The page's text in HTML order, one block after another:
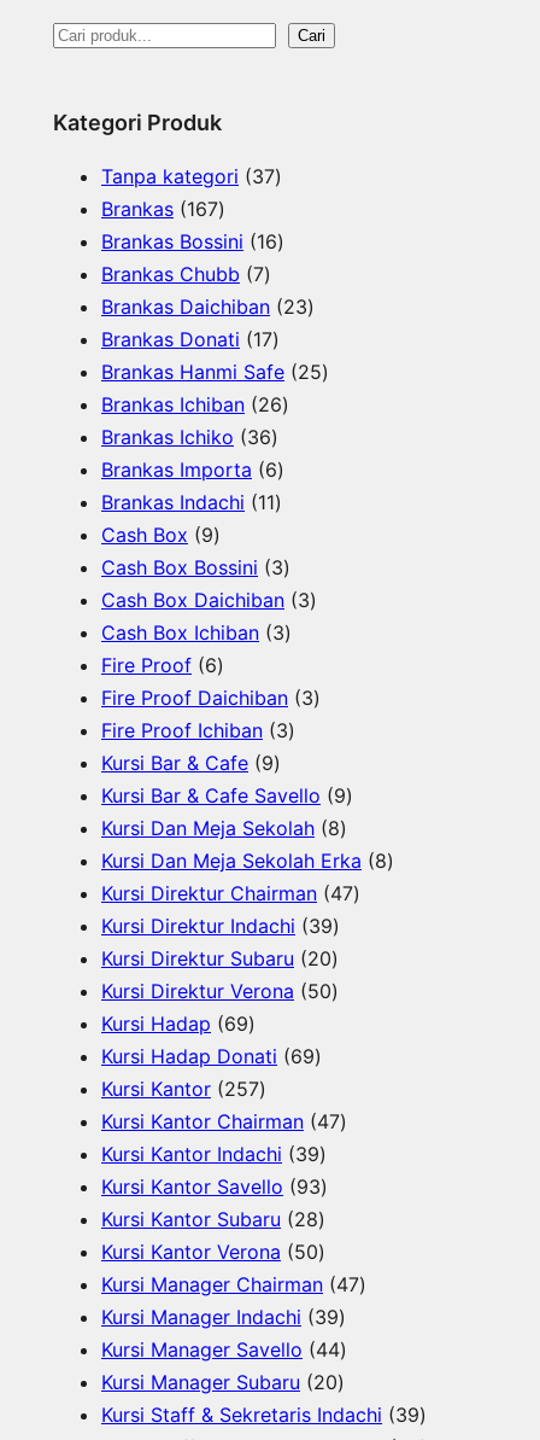
S
a
Cari
Kategori Produk
Tanpa kategori 373
P
o
d
u
k
Brankas 1671
6
7
P
r
o
d
u
k
Brankas Bossini 161
P
r
o
d
k
Brankas Chubb 77
P
r
o
d
u
k
Brankas Daichiban 232
P
Brankas Donati 171
7
P
r
o
d
k
Brankas Hanmi Safe 252
Brankas Ichiban 262
P
d
u
k
Brankas Ichiko 363
6
P
o
d
u
Brankas Importa 66
P
o
d
u
Brankas Indachi 111
P
r
o
u
k
Cash Box 99
P
r
o
d
u
k
Cash Box Bossini 33
P
r
d
u
Cash Box Daichiban 33
o
k
Cash Box Ichiban 33
r
o
u
k
Fire Proof 66
P
r
o
d
u
k
Fire Proof Daichiban 33
o
d
u
k
Fire Proof Ichiban 33
r
o
d
u
k
Kursi Bar & Cafe 99
P
r
o
d
u
k
Kursi Bar & Cafe Savello 99
r
o
Kursi Dan Meja Sekolah 88
P
r
Kursi Dan Meja Sekolah Erka 88
Kursi Direktur Chairman 474
Kursi Direktur Indachi 393
9
P
u
Kursi Direktur Subaru 202
0
d
Kursi Direktur Verona 505
o
Kursi Hadap 696
9
P
r
o
d
u
k
Kursi Hadap Donati 696
P
r
o
d
u
k
Kursi Kantor 2572
5
7
P
r
o
d
u
k
Kursi Kantor Chairman 474
d
u
k
Kursi Kantor Indachi 393
9
P
r
o
d
u
k
Kursi Kantor Savello 939
3
P
r
o
d
u
k
Kursi Kantor Subaru 282
8
P
r
o
d
u
Kursi Kantor Verona 505
0
P
r
o
d
Kursi Manager Chairman 474
o
Kursi Manager Indachi 393
9
P
r
Kursi Manager Savello 444
4
P
Kursi Manager Subaru 202
0
Kursi Staff & Sekretaris Indachi 393